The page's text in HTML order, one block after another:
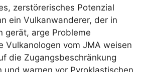
zerstörerisches Potenzial
ein Vulkanwanderer, der in
gerät, arge Probleme
Vulkanologen vom JMA weisen
die Zugangsbeschränkung
und warnen vor Pyroklastischen